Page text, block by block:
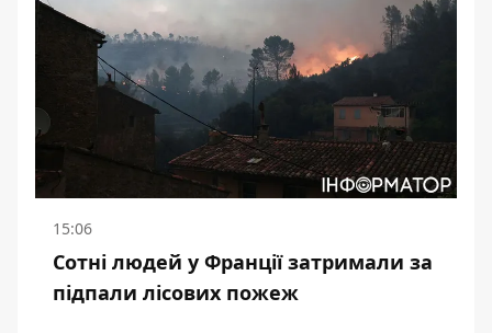
15:06
Сотні людей у Франції затримали за
підпали лісових пожеж